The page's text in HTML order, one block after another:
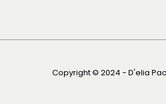
Copyright © 2024 - D'elia